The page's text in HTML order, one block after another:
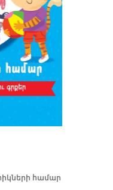
համար